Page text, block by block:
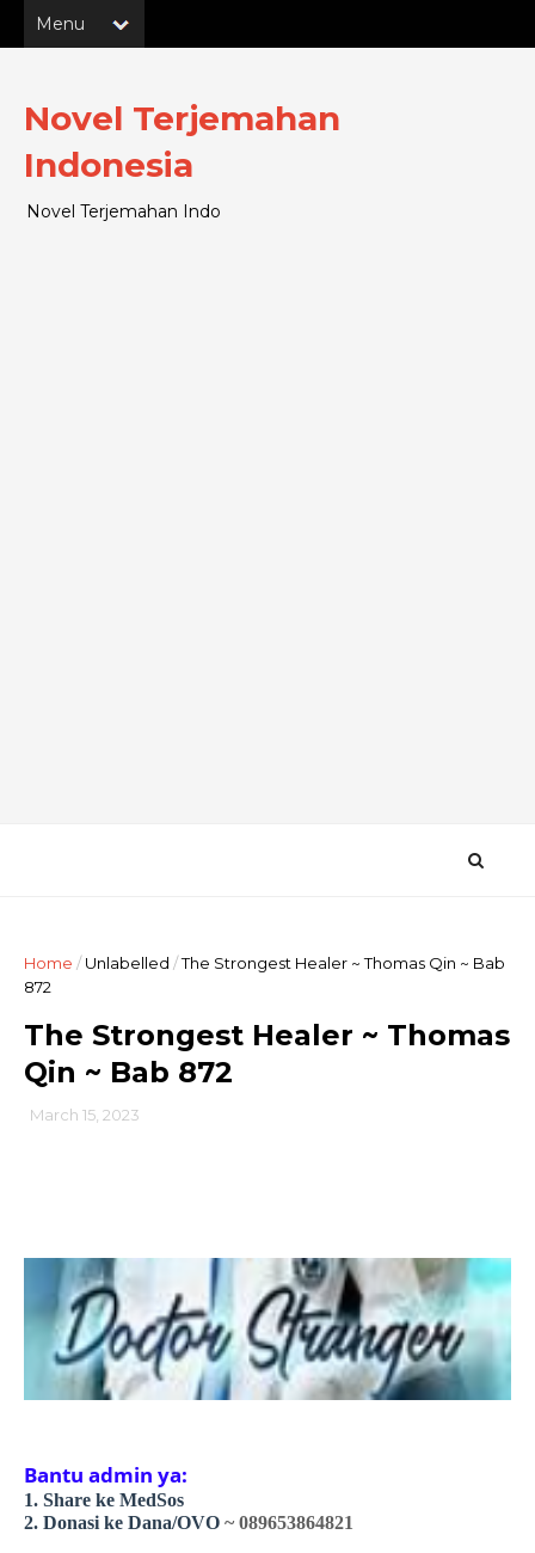
Novel Terjemahan
Indonesia
Novel Terjemahan Indo
Home /Unlabelled /The Strongest Healer ~ Thomas Qin ~ Bab
872
The Strongest Healer ~ Thomas
Qin ~ Bab 872
March 15, 2023
Bantu admin ya:
1. Share ke MedSos
2. Donasi ke Dana/OVO ~ 089653864821